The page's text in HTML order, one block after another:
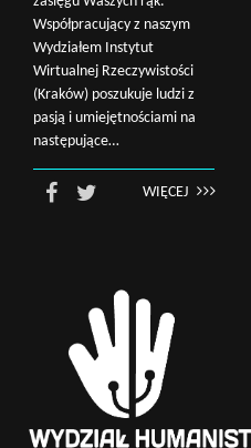
Współpracujący z naszym
Wydziałem Instytut
Wirtualnej Rzeczywistości
(Kraków) poszukuje ludzi z
pasją i umiejętnościami na
następujące…
WIĘCEJ
Wyszukaj na stronie: